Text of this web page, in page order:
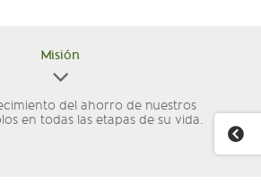
Misión
del ahorro de nuestros
en todas las etapas de su vida.